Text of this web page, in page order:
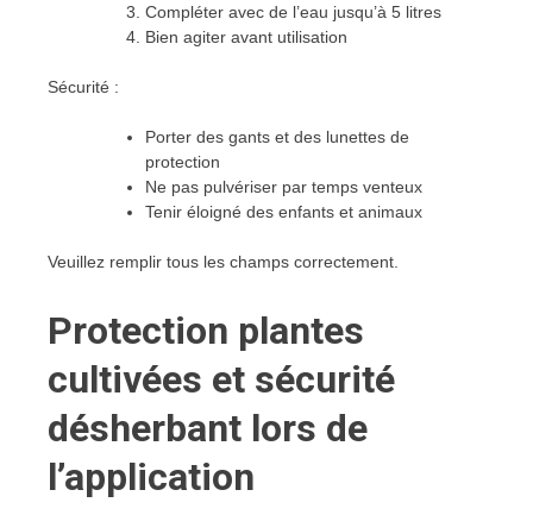
Compléter avec de l’eau jusqu’à 5 litres
Bien agiter avant utilisation
Sécurité :
Porter des gants et des lunettes de
protection
Ne pas pulvériser par temps venteux
Tenir éloigné des enfants et animaux
Veuillez remplir tous les champs correctement.
Protection plantes
cultivées et sécurité
désherbant lors de
l’application